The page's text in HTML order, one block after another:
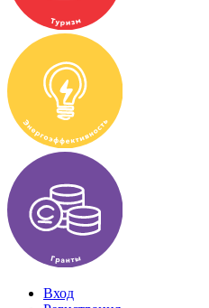
Вход